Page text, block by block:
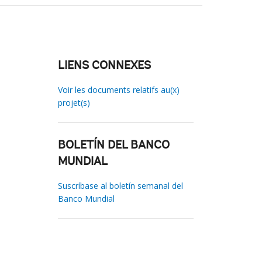
LIENS CONNEXES
Voir les documents relatifs au(x)
projet(s)
BOLETÍN DEL BANCO
MUNDIAL
Suscríbase al boletín semanal del
Banco Mundial